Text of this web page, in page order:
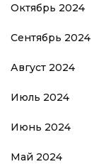
Октябрь 2024
Сентябрь 2024
Август 2024
Июль 2024
Июнь 2024
Май 2024